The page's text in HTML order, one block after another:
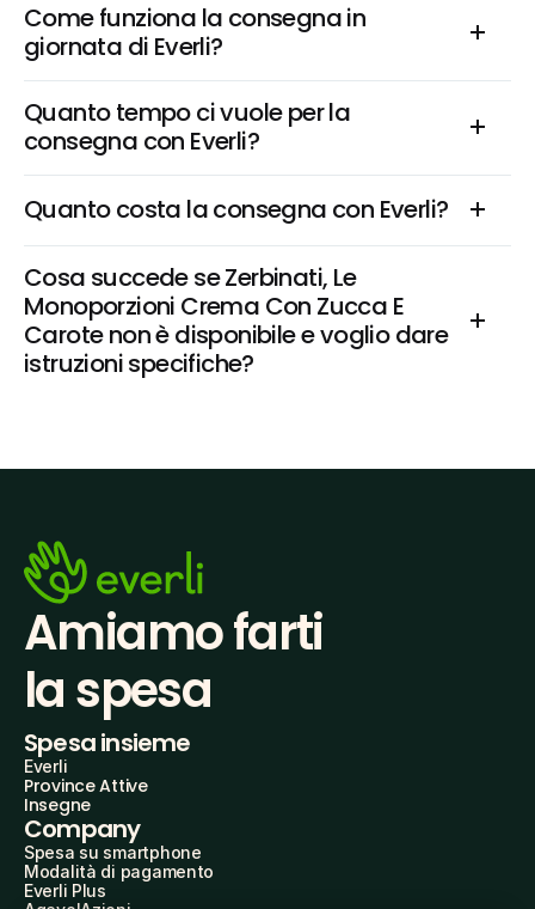
Come funziona la consegna in
giornata di Everli?
Quanto tempo ci vuole per la
consegna con Everli?
Quanto costa la consegna con Everli?
Cosa succede se Zerbinati, Le
Monoporzioni Crema Con Zucca E
Carote non è disponibile e voglio dare
istruzioni specifiche?
Amiamo farti
la spesa
Spesa insieme
Everli
Province Attive
Insegne
Company
Spesa su smartphone
Modalità di pagamento
Everli Plus